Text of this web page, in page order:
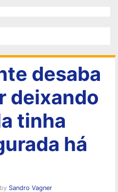
desaba
deixando
tinha
há
by Sandro Vagner